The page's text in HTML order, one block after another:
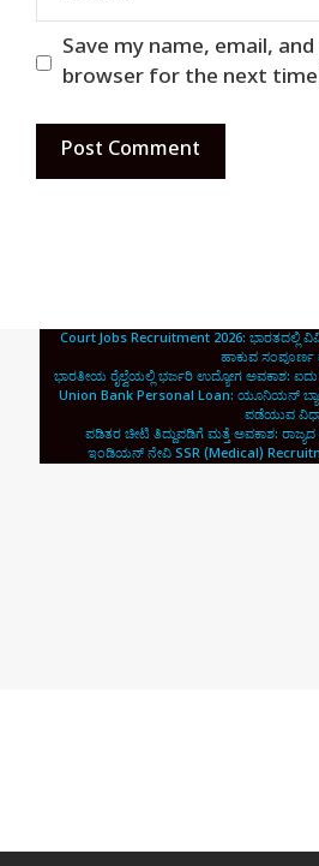
Save my name, email,
browser for the next
Court Jobs Recruitment 2026: ಭಾರತದಲ್ಲಿ
ಹಾಕುವ
ಭಾರತೀಯ ರೈಲ್ವೆಯಲ್ಲಿ ಭರ್ಜರಿ ಉದ್ಯೋಗ ಅವಕಾಶ: ಐದು
Union Bank Personal Loan: ಯೂನಿಯನ್
ಪಡೆಯುವ
ಪಡಿತರ ಚೀಟಿ ತಿದ್ದುಪಡಿಗೆ ಮತ್ತೆ ಅವಕಾಶ:
ಇಂಡಿಯನ್ ನೇವಿ SSR (Medical)